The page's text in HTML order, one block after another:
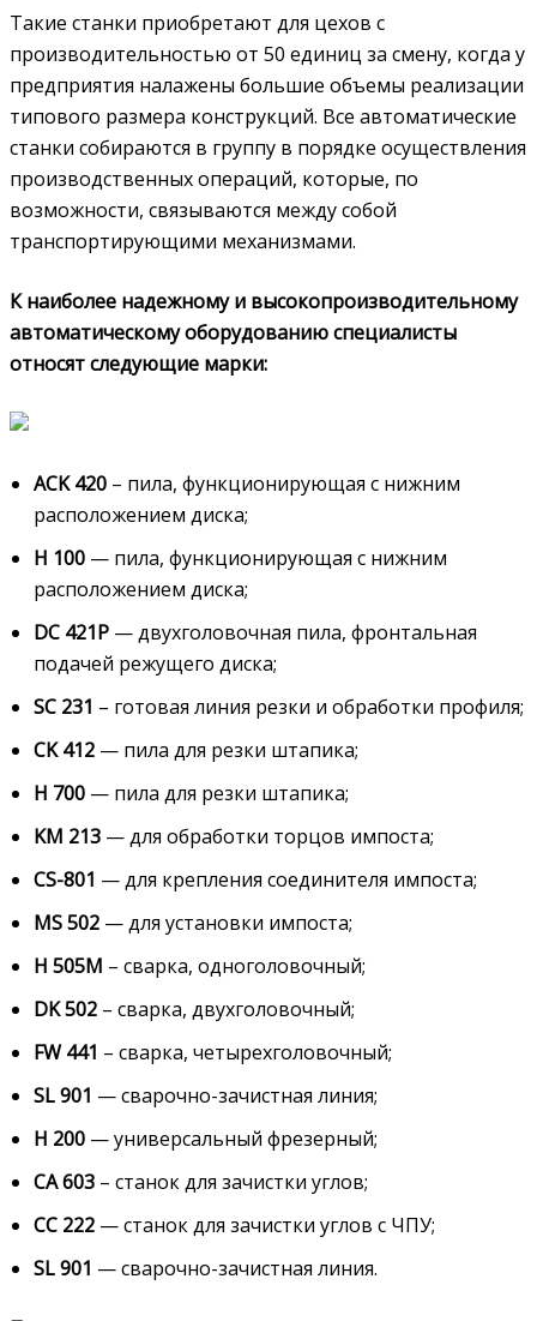
Такие станки приобретают для цехов с
производительностью от 50 единиц за смену, когда у
предприятия налажены большие объемы реализации
типового размера конструкций. Все автоматические
станки собираются в группу в порядке осуществления
производственных операций, которые, по
возможности, связываются между собой
транспортирующими механизмами.
К наиболее надежному и высокопроизводительному
автоматическому оборудованию специалисты
относят следующие марки:
ACK 420 – пила, функционирующая с нижним
расположением диска;
H 100 — пила, функционирующая с нижним
расположением диска;
DC 421P — двухголовочная пила, фронтальная
подачей режущего диска;
SC 231 – готовая линия резки и обработки профиля;
CK 412 — пила для резки штапика;
H 700 — пила для резки штапика;
KM 213 — для обработки торцов импоста;
CS-801 — для крепления соединителя импоста;
MS 502 — для установки импоста;
H 505М – сварка, одноголовочный;
DK 502 – сварка, двухголовочный;
FW 441 – сварка, четырехголовочный;
SL 901 — сварочно-зачистная линия;
Н 200 — универсальный фрезерный;
CA 603 – станок для зачистки углов;
СС 222 — станок для зачистки углов с ЧПУ;
SL 901 — сварочно-зачистная линия.